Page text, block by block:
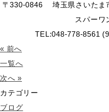
〒330-0846 埼玉県さいたま
スパーワ
TEL:048-778-8561
« 前へ
一覧へ
次へ »
カテゴリー
ブログ